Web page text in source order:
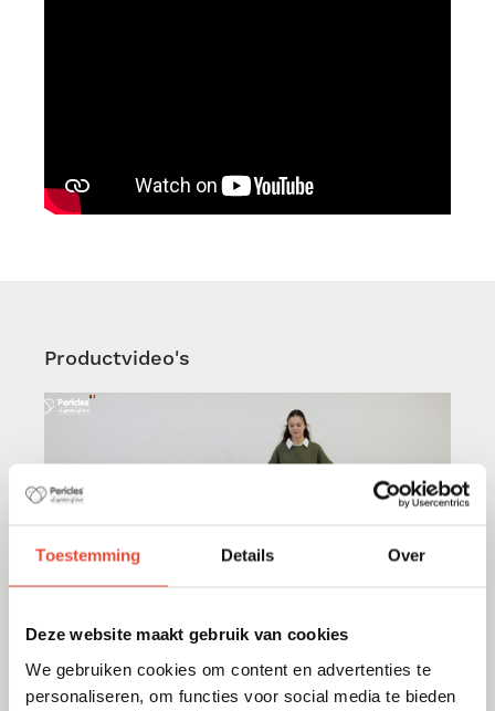
Toestemming Details Over
Deze website maakt gebruik van cookies
We gebruiken cookies om content en advertenties te
personaliseren, om functies voor social media te bieden
Productvideo's